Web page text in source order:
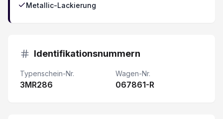
Elektrische Fensterheber
Dachreling
Adaptiver Tempomat ACC
Metallic-Lackierung
Identifikationsnummern
Typenschein-Nr.
3MR286
Wagen-Nr.
067861-R